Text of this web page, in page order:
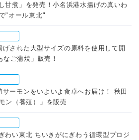
甘煮」を発売！小名浜港水揚げの真いわ
"オール東北"
された大型サイズの原料を使用して開
ご蒲焼」販売！
ーモンをいよいよ食卓へお届け！ 秋田
ン（養殖）」を販売
わい東北 ちいきがにぎわう循環型プロジ